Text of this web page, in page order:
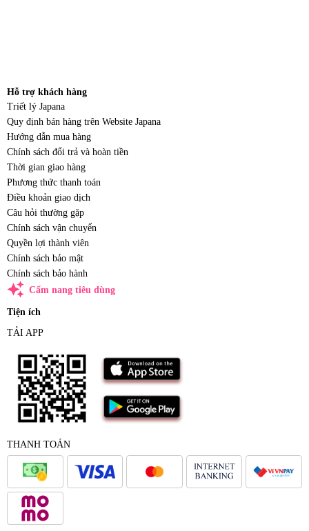
Hỗ trợ khách hàng
Triết lý Japana
Quy định bán hàng trên Website Japana
Hướng dẫn mua hàng
Chính sách đổi trả và hoàn tiền
Thời gian giao hàng
Phương thức thanh toán
Điều khoản giao dịch
Câu hỏi thường gặp
Chính sách vận chuyển
Quyền lợi thành viên
Chính sách bảo mật
Chính sách bảo hành
auto_awesome Cẩm nang tiêu dùng
Tiện ích
TẢI APP
THANH TOÁN